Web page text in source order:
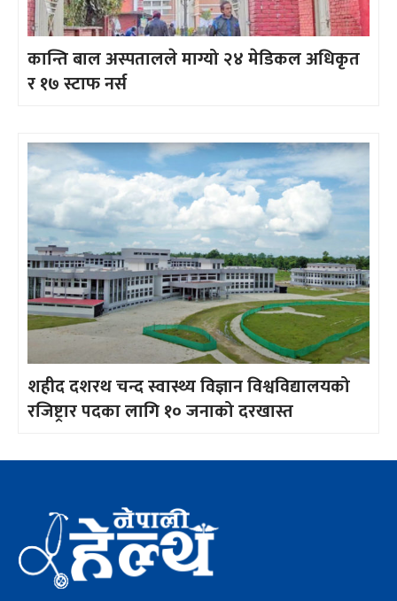
कान्ति बाल अस्पतालले माग्यो २४ मेडिकल अधिकृत
र १७ स्टाफ नर्स
शहीद दशरथ चन्द स्वास्थ्य विज्ञान विश्वविद्यालयको
रजिष्ट्रार पदका लागि १० जनाको दरखास्त